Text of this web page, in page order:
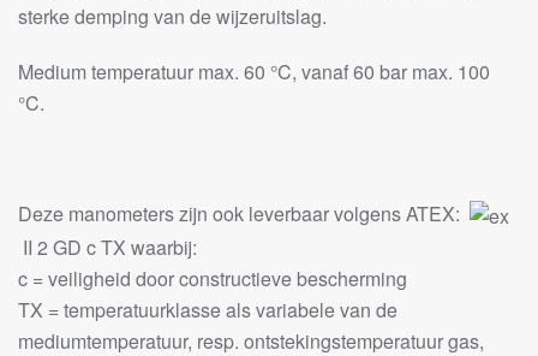
sterke demping van de wijzeruitslag.
Medium temperatuur max. 60 °C, vanaf 60 bar max. 100
°C.
Deze manometers zijn ook leverbaar volgens ATEX:
II 2 GD c TX waarbij:
c = veiligheid door constructieve bescherming
TX = temperatuurklasse als variabele van de
mediumtemperatuur, resp. ontstekingstemperatuur gas,